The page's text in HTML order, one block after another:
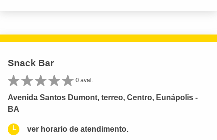
Snack Bar
0 aval.
Avenida Santos Dumont, terreo, Centro, Eunápolis -
BA
ver horario de atendimento.